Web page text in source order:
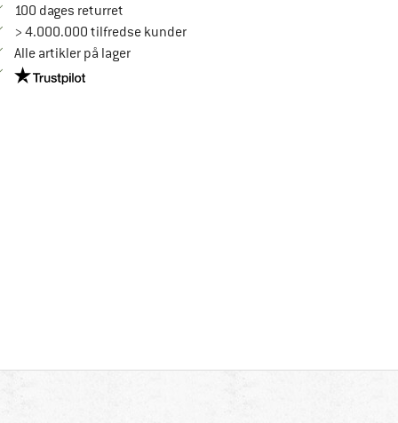
100 dages returretGå til returretten her Åbnes i en infoboks
> 4.000.000 tilfredse kunder
Alle artikler på lager
Vi er Trustpilot-certificeret - oplysningerne får du